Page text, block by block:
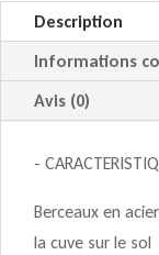
Description
Informations
Avis (0)
-
Berceaux en
la cuve sur le sol